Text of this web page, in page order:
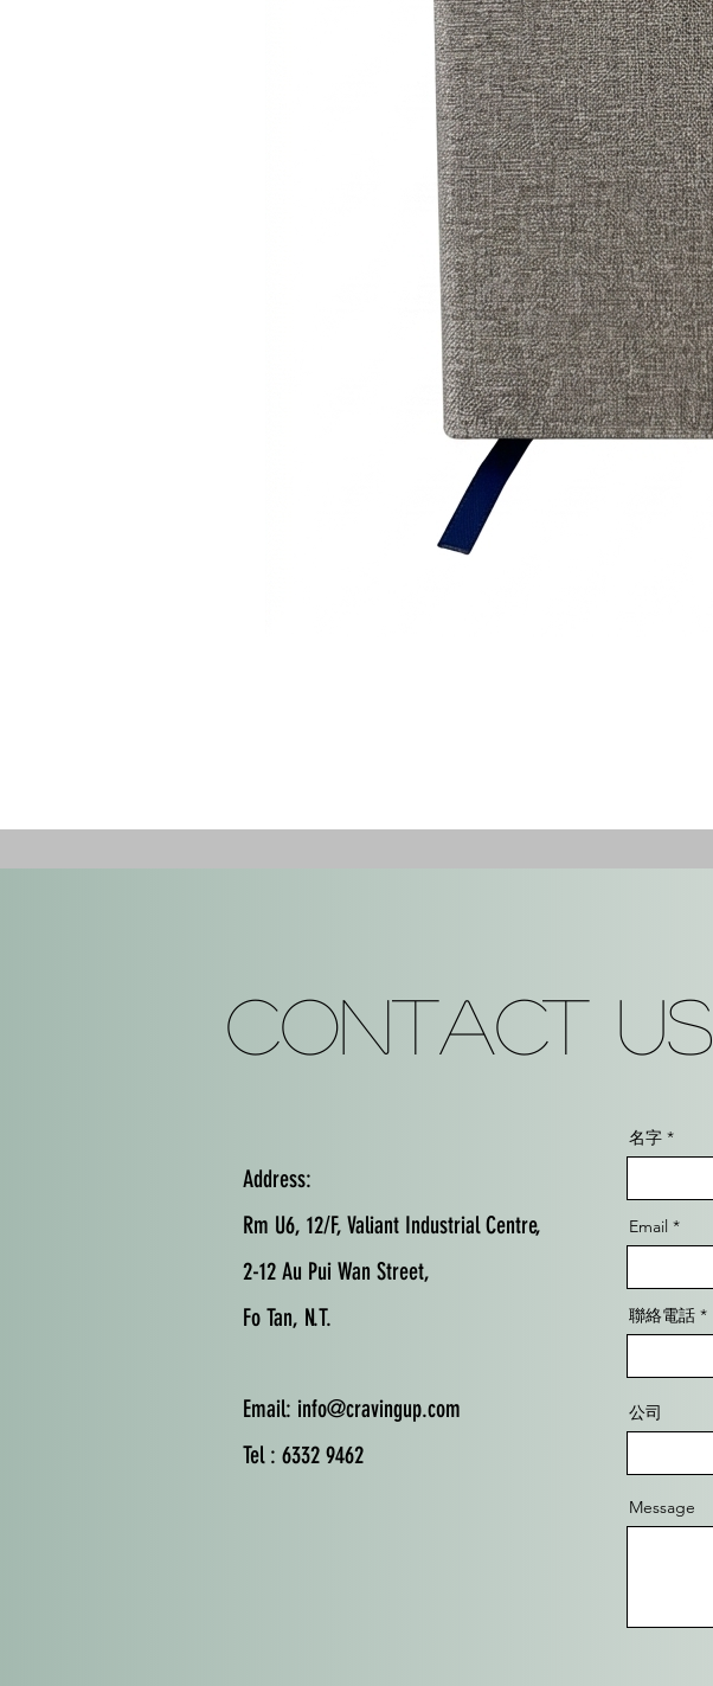
Contact Us
Address:
Rm U6, 12/F, Valiant Industrial Centre,
2-12 Au Pui Wan Street,
Fo Tan, N.T.
Email: info@cravingup.com
Tel : 6332 9462
名字
Email
聯絡電話
公司
Message